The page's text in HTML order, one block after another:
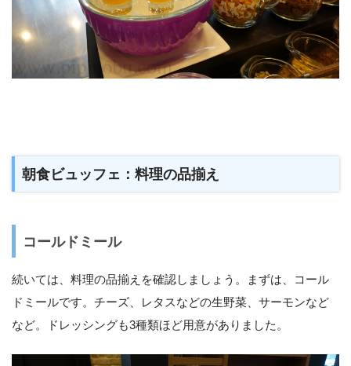
朝食ビュッフェ：料理の品揃え
コールドミール
続いては、料理の品揃えを確認しましょう。まずは、コール
ドミールです。チーズ、レタスなどの生野菜、サーモンなど
など。ドレッシングも3種類ほど用意がありました。